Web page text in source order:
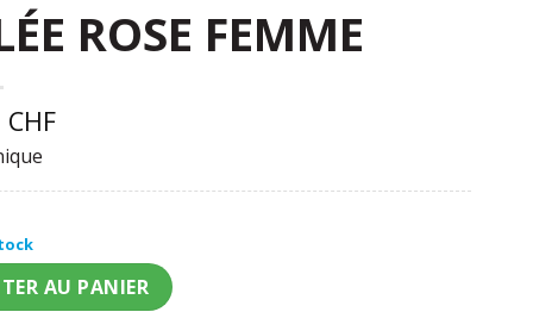
ROSE FEMME
CHF
rose femme
AU PANIER